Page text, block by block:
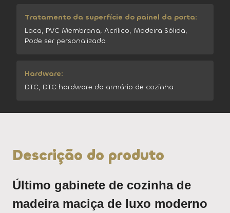
Tratamento da superfície do painel da porta:
Laca, PVC Membrana, Acrílico, Madeira Sólida,
Pode ser personalizado
Hardware:
DTC, DTC hardware do armário de cozinha
Descrição do produto
Último gabinete de cozinha de
madeira maciça de luxo moderno